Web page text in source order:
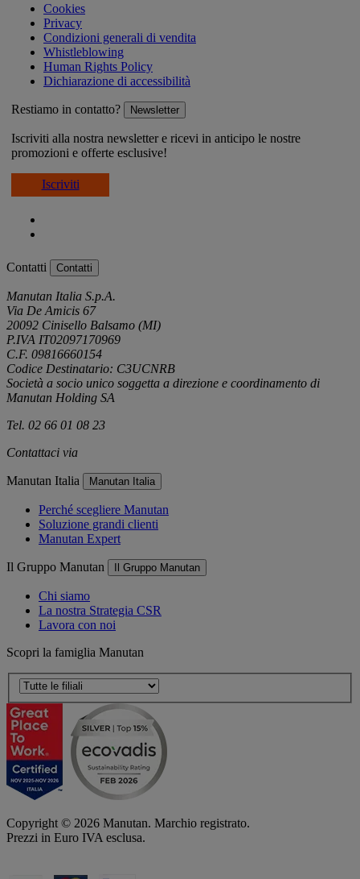
Cookies
Privacy
Condizioni generali di vendita
Whistleblowing
Human Rights Policy
Dichiarazione di accessibilità
Restiamo in contatto? Newsletter
Iscriviti alla nostra newsletter e ricevi in anticipo le nostre
promozioni e offerte esclusive!
Iscriviti
Contatti Contatti
Manutan Italia S.p.A.
Via De Amicis 67
20092 Cinisello Balsamo (MI)
P.IVA IT02097170969
C.F. 09816660154
Codice Destinatario: C3UCNRB
Società a socio unico soggetta a direzione e coordinamento di
Manutan Holding SA
Tel. 02 66 01 08 23
Contattaci via
Manutan Italia Manutan Italia
Perché scegliere Manutan
Soluzione grandi clienti
Manutan Expert
Il Gruppo Manutan Il Gruppo Manutan
Chi siamo
La nostra Strategia CSR
Lavora con noi
Scopri la famiglia Manutan
Copyright © 2026 Manutan. Marchio registrato.
Prezzi in Euro IVA esclusa.